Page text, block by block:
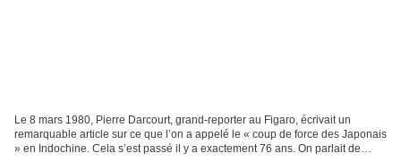
Le 8 mars 1980, Pierre Darcourt, grand-reporter au Figaro, écrivait un
remarquable article sur ce que l’on a appelé le « coup de force des Japonais
» en Indochine. Cela s’est passé il y a exactement 76 ans. On parlait de